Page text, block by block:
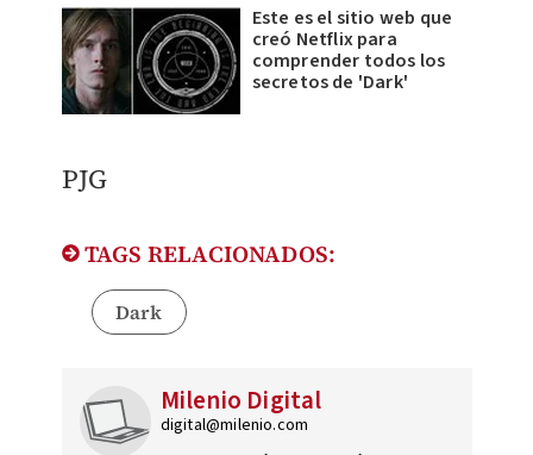
Este es el sitio web que
creó Netflix para
comprender todos los
secretos de 'Dark'
PJG
TAGS RELACIONADOS:
Dark
Milenio Digital
digital@milenio.com